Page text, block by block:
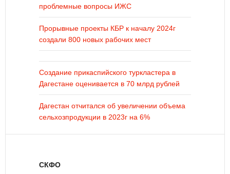
проблемные вопросы ИЖС
Прорывные проекты КБР к началу 2024г
создали 800 новых рабочих мест
Создание прикаспийского туркластера в
Дагестане оценивается в 70 млрд рублей
Дагестан отчитался об увеличении объема
сельхозпродукции в 2023г на 6%
СКФО